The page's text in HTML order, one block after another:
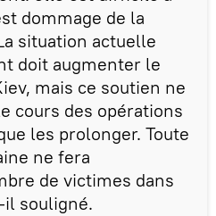
dommage de la
situation actuelle
doit augmenter le
mais ce soutien ne
cours des opérations
les prolonger. Toute
ne fera
de victimes dans
il souligné.